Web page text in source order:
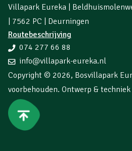
Villapark Eureka |
| 7562 PC | Deurningen
Routebeschrijving
074 277 66 88
info@villapark-eureka.nl
Copyright © 2026, Bosvillapark
voorbehouden. Ontwerp & techniek